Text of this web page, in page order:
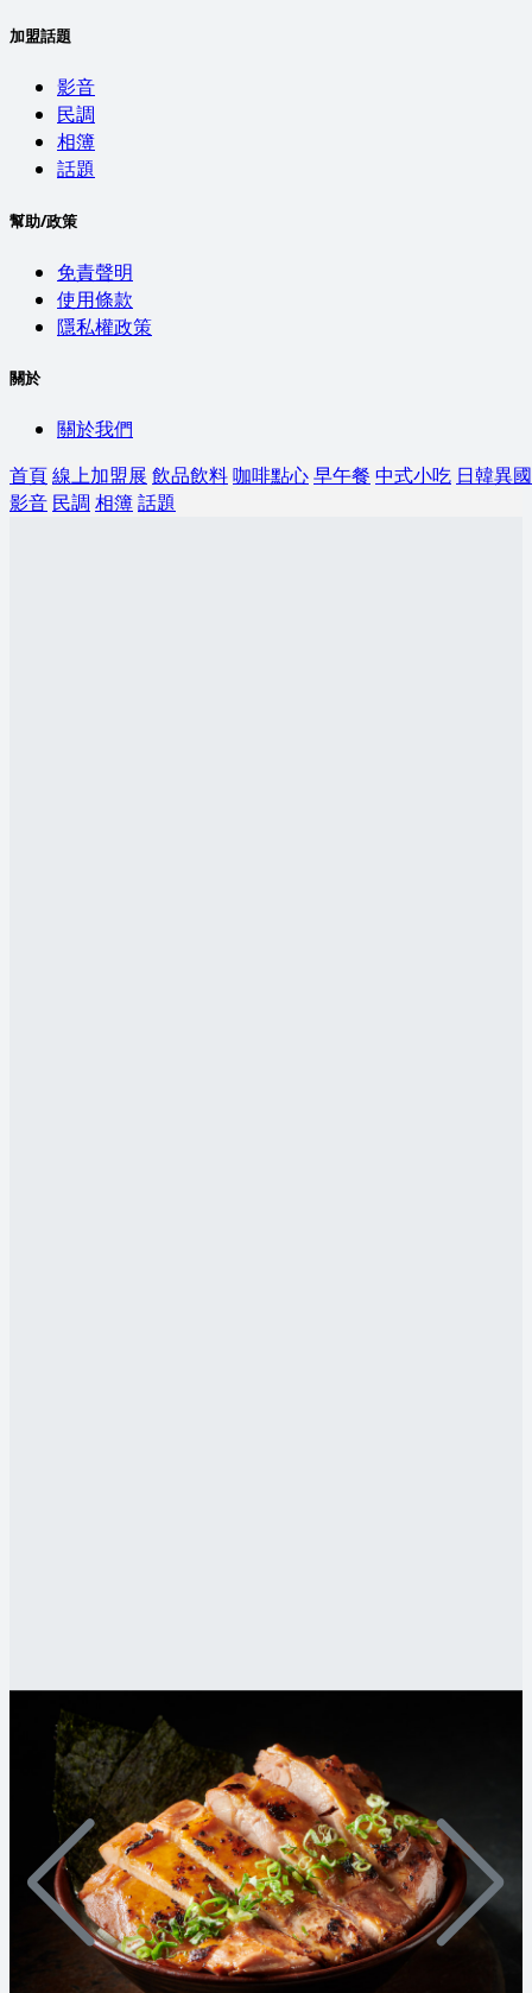
加盟話題
影音
民調
相簿
話題
幫助/政策
免責聲明
使用條款
隱私權政策
關於
關於我們
首頁線上加盟展 飲品飲料咖啡點心早午餐 中式小吃 日韓異國
影音 民調 相簿話題